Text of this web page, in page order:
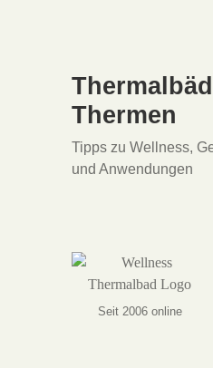
Thermen
Tipps zu Wellness,
und Anwendungen
Seit 2006 online